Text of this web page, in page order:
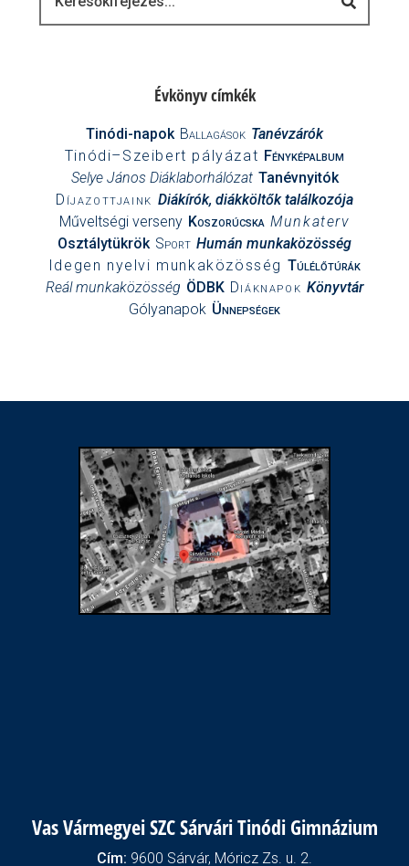
Évkönyv címkék
Tinódi-napok Ballagások Tanévzárók
Tinódi–Szeibert pályázat Fényképalbum
Selye János Diáklaborhálózat Tanévnyitók
Díjazottjaink Diákírók, diákköltők találkozója
Műveltségi verseny Koszorúcska Munkaterv
Osztálytükrök Sport Humán munkaközösség
Idegen nyelvi munkaközösség Túlélőtúrák
Reál munkaközösség ÖDBK Diáknapok Könyvtár
Gólyanapok Ünnepségek
Vas Vármegyei SZC Sárvári Tinódi Gimnázium
Cím: 9600 Sárvár, Móricz Zs. u. 2.